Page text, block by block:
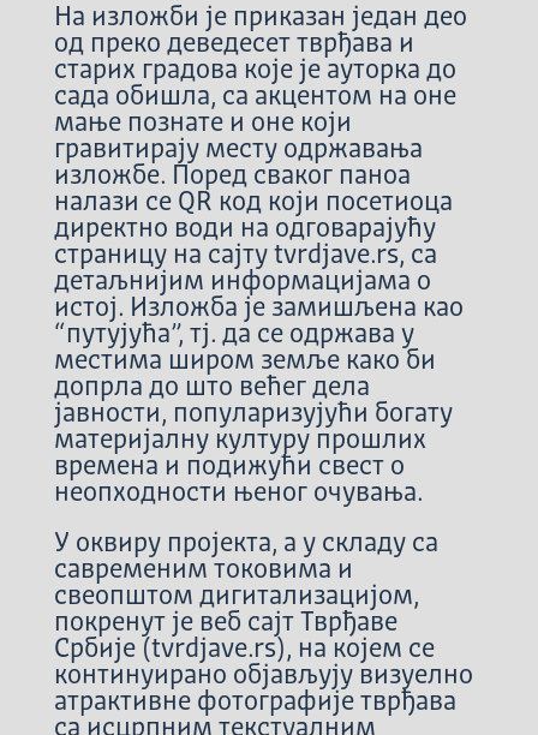
На изложби је приказан један део
од преко деведесет тврђава и
старих градова које је ауторка до
сада обишла, са акцентом на оне
мање познате и оне који
гравитирају месту одржавања
изложбе. Поред сваког паноа
налази се QR код који посетиоца
директно води на одговарајућу
страницу на сајту tvrdjave.rs, са
детаљнијим информацијама о
истој. Изложба је замишљена као
“путујућа”, тј. да се одржава у
местима широм земље како би
допрла до што већег дела
јавности, популаризујући богату
материјалну културу прошлих
времена и подижући свест о
неопходности њеног очувања.
У оквиру пројекта, а у складу са
савременим токовима и
свеопштом дигитализацијом,
покренут је веб сајт Тврђаве
Србије (tvrdjave.rs), на којем се
континуирано објављују визуелно
атрактивне фотографије тврђава
са исцрпним текстуалним